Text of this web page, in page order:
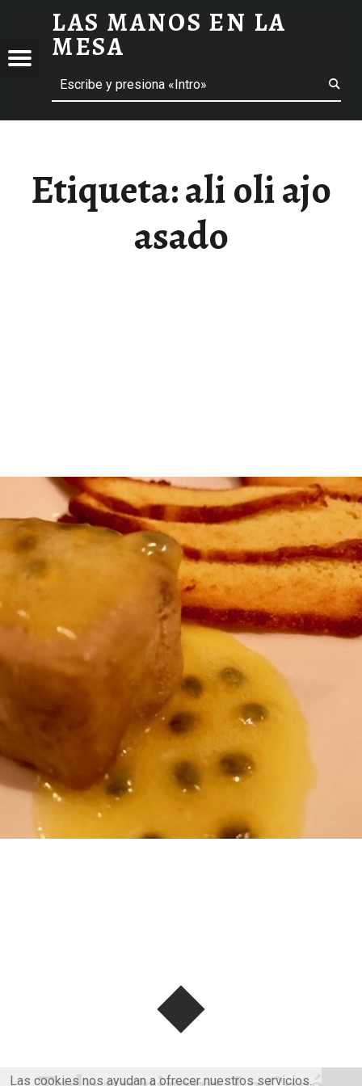
ALI OLI AJO ASADO ARCHIVOS - LAS MANOS EN LA MESA
LAS MANOS EN LA
MESA
Menú Buscar
Etiqueta:ali oli ajo
asado
Las cookies nos ayudan a ofrecer nuestros servicios.